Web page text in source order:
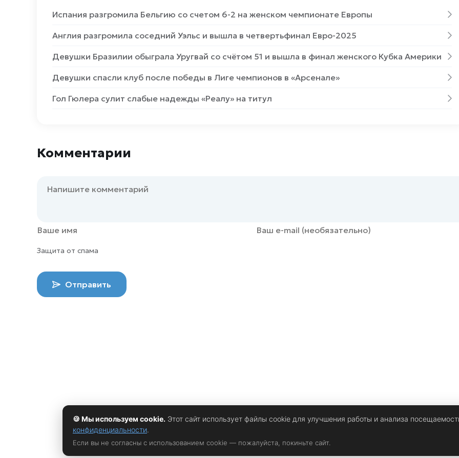
Испания разгромила Бельгию со счетом 6-2 на женском чемпионате Европы
Англия разгромила соседний Уэльс и вышла в четвертьфинал Евро-2025
Девушки Бразилии обыграла Уругвай со счётом 51 и вышла в финал женского Кубка Америки
Девушки спасли клуб после победы в Лиге чемпионов в «Арсенале»
Гол Гюлера сулит слабые надежды «Реалу» на титул
Комментарии
Защита от спама
Отправить
🍪 Мы используем cookie. Этот сайт использует файлы cookie для улучшения работы и анализа
конфиденциальности.
Если вы не согласны с использованием cookie — пожалуйста, покиньте сайт.